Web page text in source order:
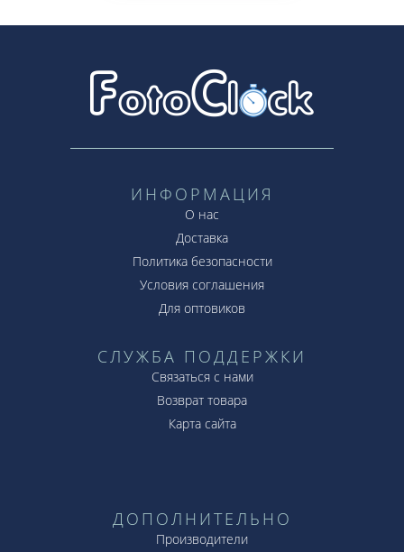
ИНФОРМАЦИЯ
О нас
Доставка
Политика безопасности
Условия соглашения
Для оптовиков
СЛУЖБА ПОДДЕРЖКИ
Связаться с нами
Возврат товара
Карта сайта
ДОПОЛНИТЕЛЬНО
Производители